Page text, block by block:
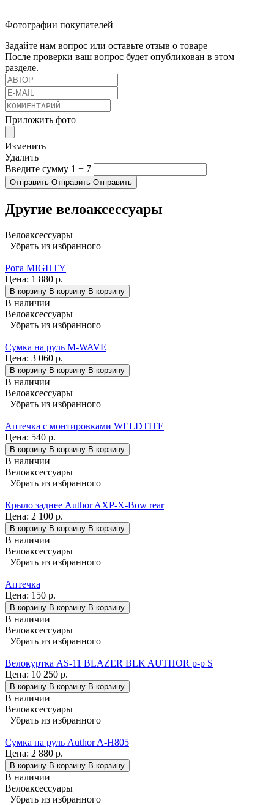
Фотографии покупателей
Задайте нам вопрос или оставьте отзыв о товаре
После проверки ваш вопрос будет опубликован в этом
разделе.
Приложить фото
Изменить
Удалить
Введите сумму 1 + 7
Отправить Отправить Отправить
Другие велоаксессуары
Велоаксессуары
Убрать из избранного
Рога MIGHTY
Цена: 1 880 р.
В корзину В корзину В корзину
В наличии
Велоаксессуары
Убрать из избранного
Сумка на руль M-WAVE
Цена: 3 060 р.
В корзину В корзину В корзину
В наличии
Велоаксессуары
Убрать из избранного
Аптечка с монтировками WELDTITE
Цена: 540 р.
В корзину В корзину В корзину
В наличии
Велоаксессуары
Убрать из избранного
Крыло заднее Author AXP-X-Bow rear
Цена: 2 100 р.
В корзину В корзину В корзину
В наличии
Велоаксессуары
Убрать из избранного
Аптечка
Цена: 150 р.
В корзину В корзину В корзину
В наличии
Велоаксессуары
Убрать из избранного
Велокуртка AS-11 BLAZER BLK AUTHOR р-р S
Цена: 10 250 р.
В корзину В корзину В корзину
В наличии
Велоаксессуары
Убрать из избранного
Сумка на руль Author A-H805
Цена: 2 880 р.
В корзину В корзину В корзину
В наличии
Велоаксессуары
Убрать из избранного